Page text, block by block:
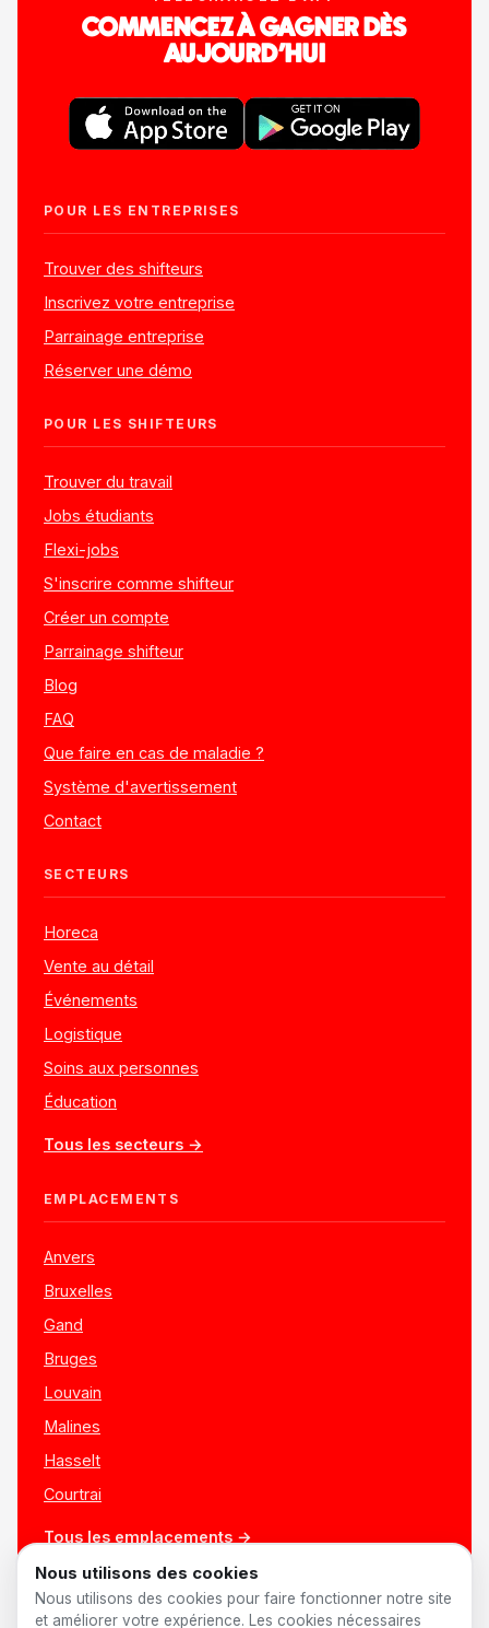
COMMENCEZ À GAGNER DÈS
AUJOURD'HUI
POUR LES ENTREPRISES
Trouver des shifteurs
Inscrivez votre entreprise
Parrainage entreprise
Réserver une démo
POUR LES SHIFTEURS
Trouver du travail
Jobs étudiants
Flexi-jobs
S'inscrire comme shifteur
Créer un compte
Parrainage shifteur
Blog
FAQ
Que faire en cas de maladie ?
Système d'avertissement
Contact
SECTEURS
Horeca
Vente au détail
Événements
Logistique
Soins aux personnes
Éducation
Tous les secteurs →
EMPLACEMENTS
Anvers
Bruxelles
Gand
Bruges
Louvain
Malines
Hasselt
Courtrai
Tous les emplacements →
Nous utilisons des cookies
Nous utilisons des cookies pour faire fonctionner notre site
et améliorer votre expérience. Les cookies nécessaires